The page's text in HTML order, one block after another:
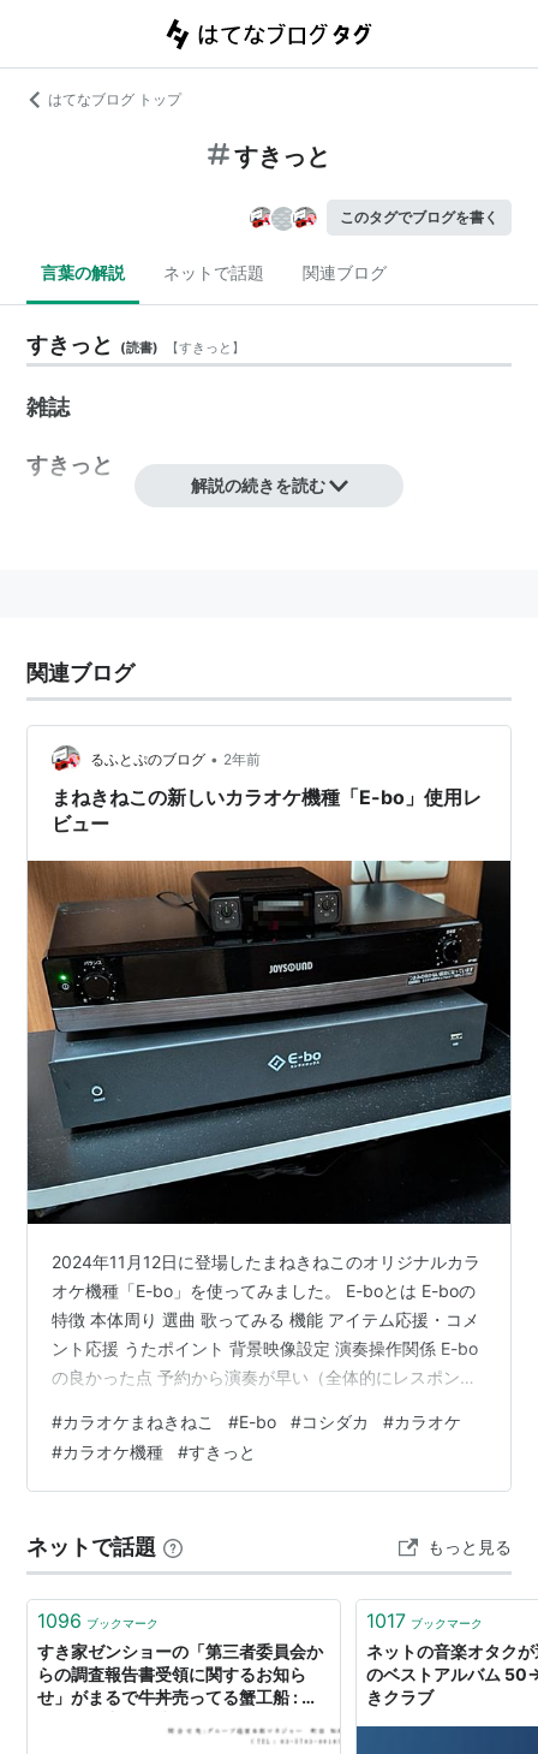
はてなブログ トップ
すきっと
このタグでブログを書く
言葉の解説 ネットで話題 関連ブログ
すきっと (読書) 【すきっと 】
雑誌
すきっと
すきっとした気分で暮らすための気軽な読み物として、
解説の続きを読む
関連ブログ
るふとぷのブログ • 2年前
まねきねこの新しいカラオケ機種「E-bo」使用レ
ビュー
2024年11月12日に登場したまねきねこのオリジナルカラ
オケ機種「E-bo」を使ってみました。 E-boとは E-boの
特徴 本体周り 選曲 歌ってみる 機能 アイテム応援・コメ
ント応援 うたポイント 背景映像設定 演奏操作関係 E-bo
の良かった点 予約から演奏が早い（全体的にレスポンス
えられない 別アプリを立ち上げるとすぐ接続が切れる 本
体にボリューム調整、演奏停止ボタンくらいは欲しい 音
が悪い バックコーラス部分のテロップが考えられていな
る 映像コンテンツが無い 総評 今回は結…
#カラオケまねきねこ #E-bo #コシダカ #カラオケ
#カラオケ機種 #すきっと
ネットで話題 もっと見る
1096 ブックマーク
すき家ゼンショーの「第三者委員会か
らの調査報告書受領に関するお知ら
せ」がまるで牛丼売ってる蟹工船 : 市
1017 ブックマーク
ネットの音楽オタク
のベストアルバム
きクラブ